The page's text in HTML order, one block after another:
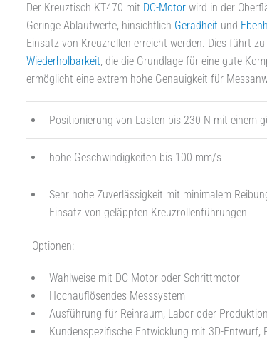
Der Kreuztisch KT470 mit DC-Motorwird in der
Geringe Ablaufwerte, hinsichtlich Geradheit und
Einsatz von Kreuzrollen erreicht werden. Dies führt
Wiederholbarkeit, die die Grundlage für eine gute
ermöglicht eine extrem hohe Genauigkeit für
Positionierung von Lasten bis 230 N mit einem
hohe Geschwindigkeiten bis 100 mm/s
Sehr hohe Zuverlässigkeit mit minimalem
Einsatz von geläppten Kreuzrollenführungen
Optionen:
Wahlweise mit DC-Motor oder Schrittmotor
Hochauflösendes Messsystem
Ausführung für Reinraum, Labor oder Produktion
Kundenspezifische Entwicklung mit 3D-Entwurf,